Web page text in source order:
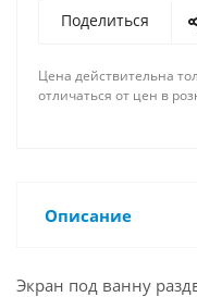
Поделиться
Цена действительна
отличаться от цен в
Описание
Экран под ванну